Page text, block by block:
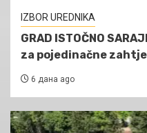
IZBOR UREDNIKA
GRAD ISTOČNO
za pojedinačne
6 дана ago